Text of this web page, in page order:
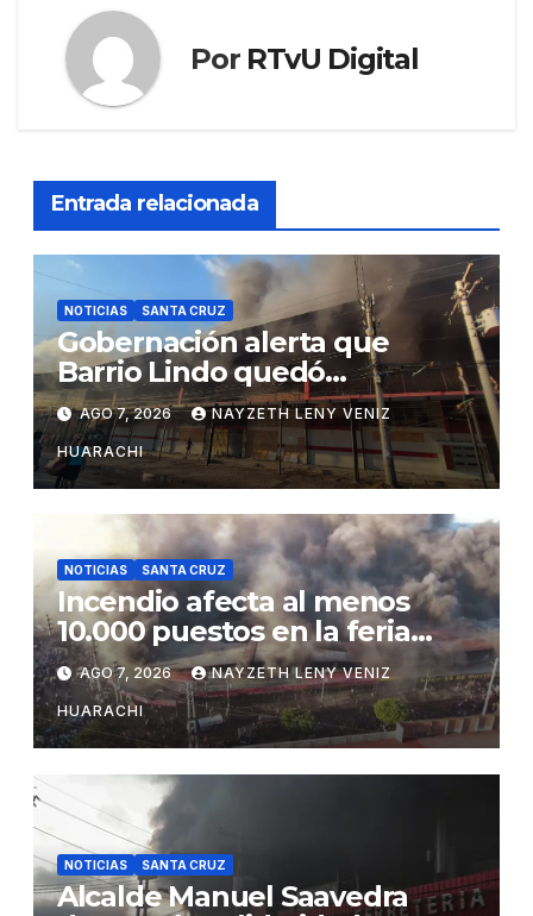
Por RTvU Digital
Entrada relacionada
NOTICIAS SANTA CRUZ
Gobernación alerta que
Barrio Lindo quedó
inutilizable
AGO 7, 2026 NAYZETH LENY VENIZ
HUARACHI
NOTICIAS SANTA CRUZ
Incendio afecta al menos
10.000 puestos en la feria
Barrio Lindo
AGO 7, 2026 NAYZETH LENY VENIZ
HUARACHI
NOTICIAS SANTA CRUZ
Alcalde Manuel Saavedra